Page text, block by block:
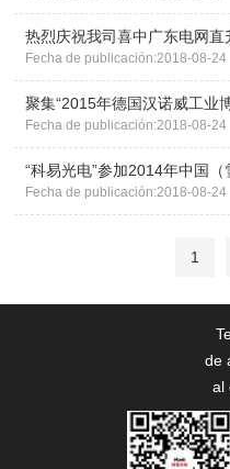
热烈庆祝我司喜中广东电网
Fecha de publicación:2018-08-24
聚集“2015年德国汉诺威工业
Fecha de publicación:2018-08-24
“科易光电”参加2014年中国
Fecha de publicación:2018-08-24
1
de
al